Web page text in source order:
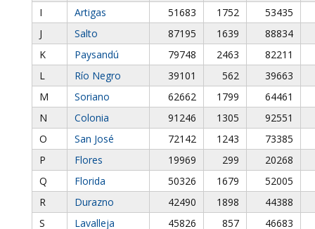
I
Artigas 51683 1752
53435
J
Salto 87195 1639
88834
K
Paysandú 79748 2463
82211
L
Río Negro 39101 562
39663
M
Soriano 62662 1799
64461
N
Colonia 91246 1305
92551
O
San José 72142 1243
73385
P
Flores 19969 299
20268
Q
Florida 50326 1679
52005
R
Durazno 42490 1898
44388
S
Lavalleja 45826 857
46683